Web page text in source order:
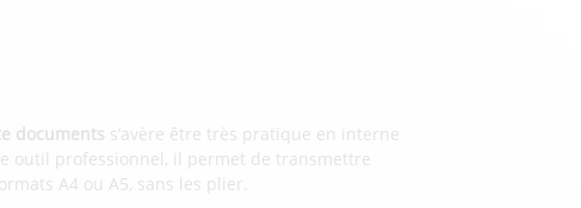
documents s’avère être très pratique en interne
outil professionnel, il permet de transmettre
A4 ou A5, sans les plier.